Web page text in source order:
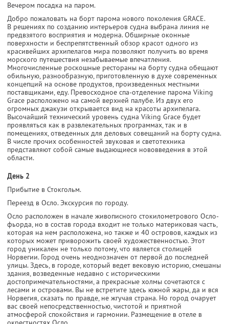
Вечером посадка на паром.
Добро пожаловать на борт парома нового поколения GRACE.
В решениях по созданию интерьеров судна выбрана линия не
предвзятого восприятия и модерна. Обширные оконные
поверхности и беспрепятственный обзор красот одного из
красивейших архипелагов мира позволяют получить во время
морского путешествия незабываемые впечатления.
Многочисленные роскошные рестораны на борту судна обещают
обильную, разнообразную, приготовленную в духе современных
концепций на основе продуктов, произведенных местными
поставщиками, еду. Превосходное спа-отделение парома Viking
Grace расположено на самой верхней палубе. Из двух его
огромных джакузи открывается вид на красоты архипелага.
Высочайший технический уровень судна Viking Grace будет
проявляться как в развлекательных программах, так и в
помещениях, отведенных для деловых совещаний на борту судна.
В числе прочих особенностей звуковая и светотехника
представляют собой самые выдающиеся нововведения в этой
области.
День 2
Прибытие в Стокгольм.
Переезд в Осло. Экскурсия по городу.
Осло расположен в начале живописного стокилометрового Осло-
фьорда, но в состав города входит не только материковая часть,
которая на нем расположена, но также и 40 островов, каждых из
которых может приворожить своей художественностью. Этот
город уникален не только потому, что является столицей
Норвегии. Город очень неоднозначен от первой до последней
улицы. Здесь, в городе, который ведет вековую историю, смешаны
здания, возведенные недавно с историческими
достопримечательностями, а прекрасные холмы сочетаются с
лесами и островами. Вы не встретите здесь южной жары, да и вся
Норвегия, сказать по правде, не жгучая страна. Но город очарует
вас своей непосредственностью, чистотой и приятной
атмосферой спокойствия и гармонии. Размещение в отеле в